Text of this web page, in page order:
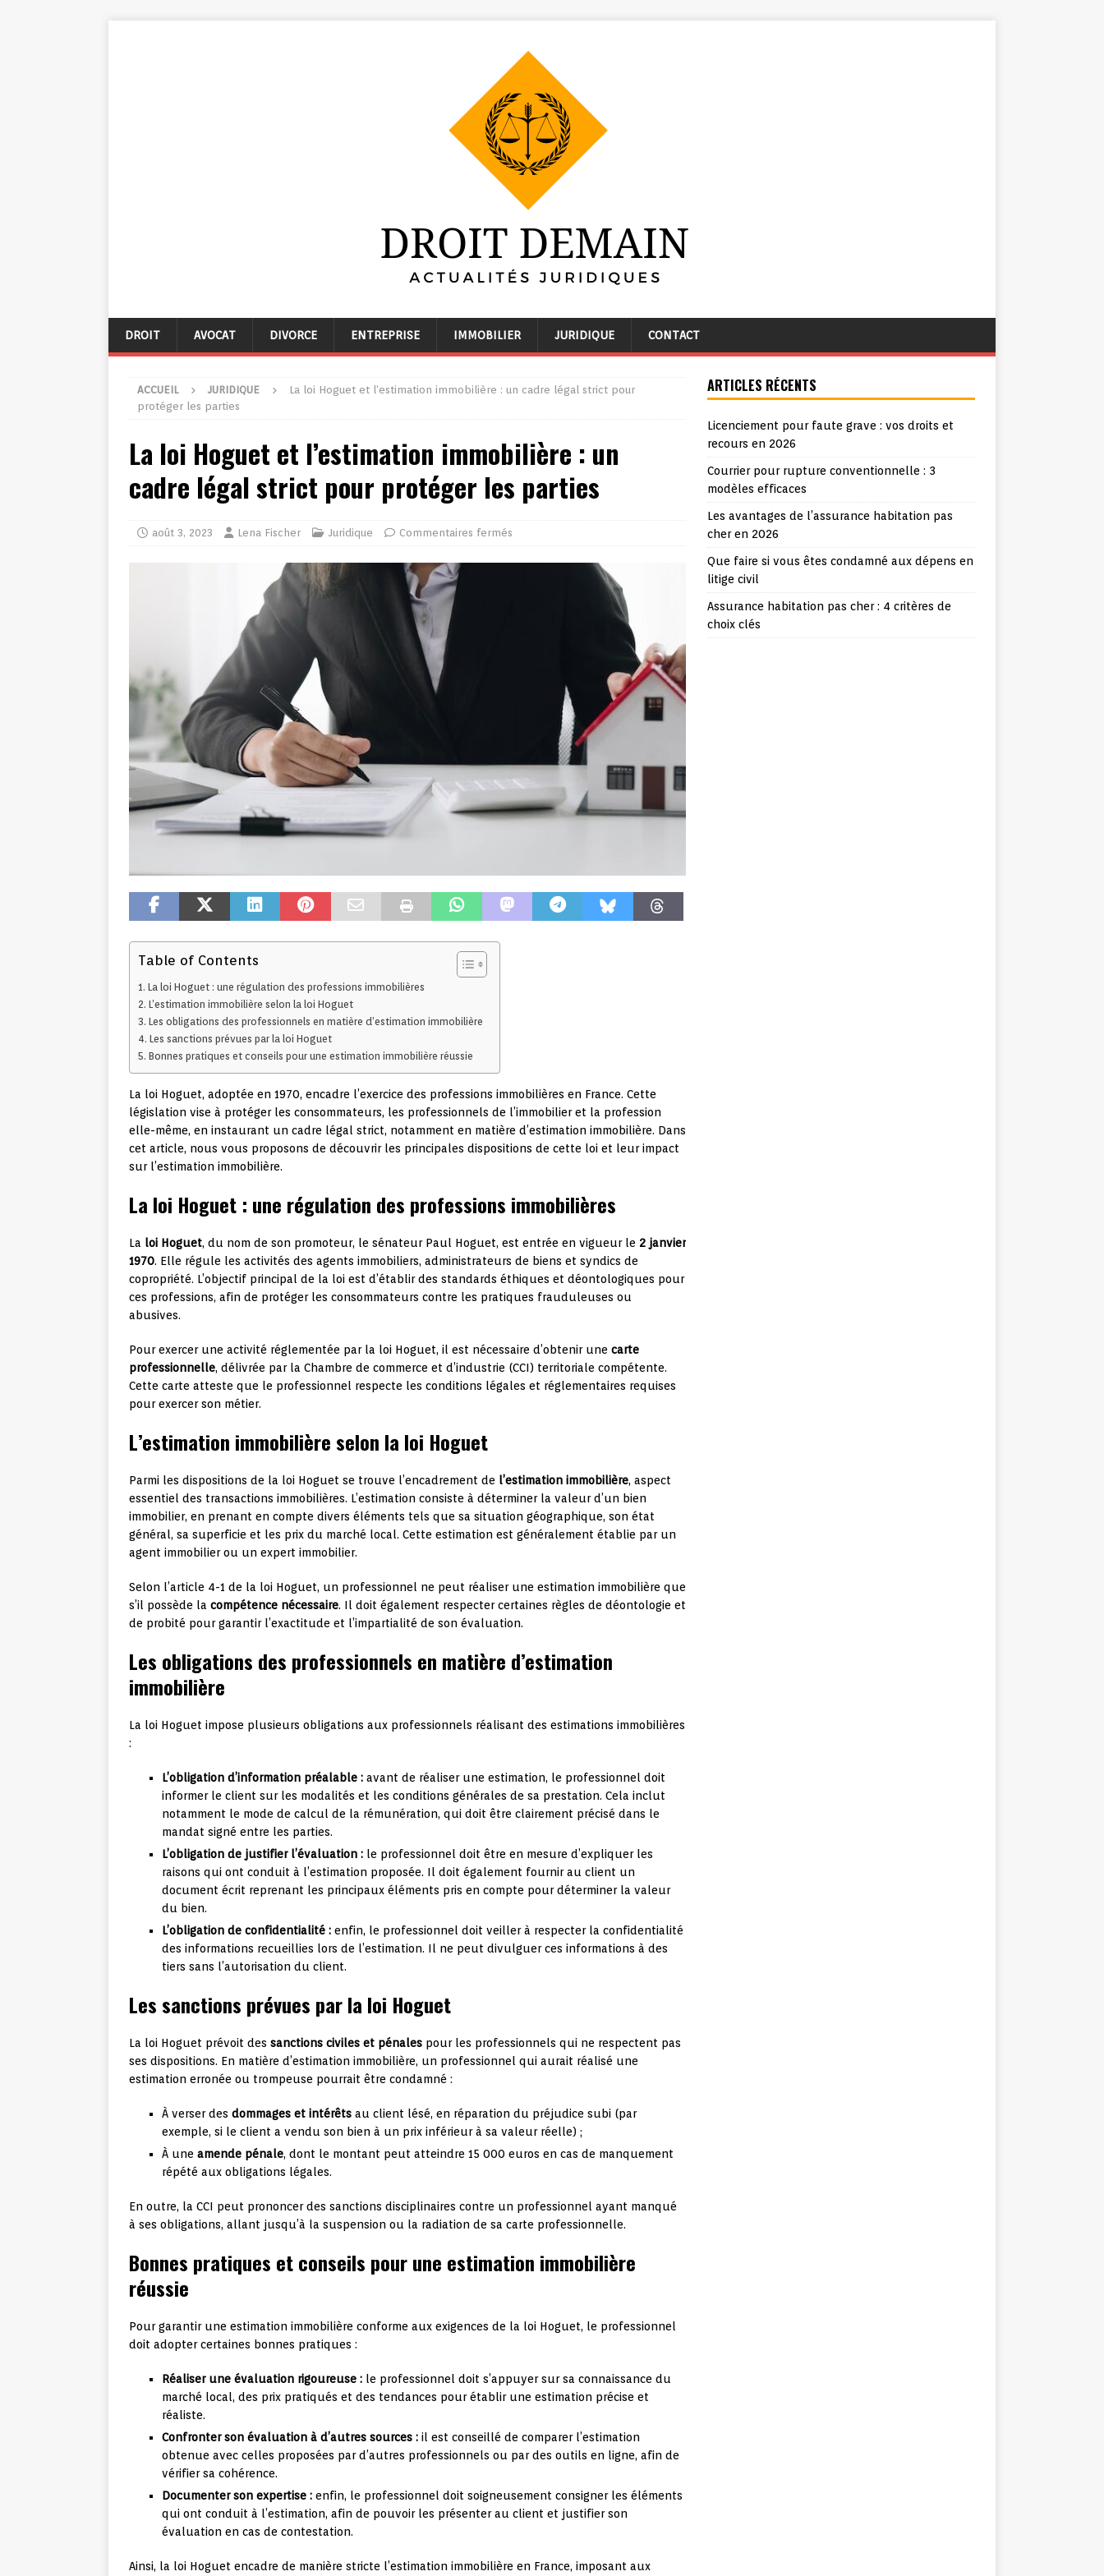
DROIT AVOCAT DIVORCE ENTREPRISE IMMOBILIER JURIDIQUE CONTACT
ACCUEIL JURIDIQUE
La loi Hoguet et l’estimation immobilière : un cadre légal strict pour
protéger les parties
La loi Hoguet et l’estimation immobilière : un
cadre légal strict pour protéger les parties
août 3, 2023 Lena Fischer Juridique Commentaires fermés
Table of Contents
La loi Hoguet : une régulation des professions immobilières
L’estimation immobilière selon la loi Hoguet
Les obligations des professionnels en matière d’estimation immobilière
Les sanctions prévues par la loi Hoguet
Bonnes pratiques et conseils pour une estimation immobilière réussie
La loi Hoguet, adoptée en 1970, encadre l’exercice des professions immobilières en France. Cette
législation vise à protéger les consommateurs, les professionnels de l’immobilier et la profession
elle-même, en instaurant un cadre légal strict, notamment en matière d’estimation immobilière. Dans
cet article, nous vous proposons de découvrir les principales dispositions de cette loi et leur impact
sur l’estimation immobilière.
La loi Hoguet : une régulation des professions immobilières
La loi Hoguet, du nom de son promoteur, le sénateur Paul Hoguet, est entrée en vigueur le 2 janvier
1970. Elle régule les activités des agents immobiliers, administrateurs de biens et syndics de
copropriété. L’objectif principal de la loi est d’établir des standards éthiques et déontologiques pour
ces professions, afin de protéger les consommateurs contre les pratiques frauduleuses ou
abusives.
Pour exercer une activité réglementée par la loi Hoguet, il est nécessaire d’obtenir une carte
professionnelle, délivrée par la Chambre de commerce et d’industrie (CCI) territoriale compétente.
Cette carte atteste que le professionnel respecte les conditions légales et réglementaires requises
pour exercer son métier.
L’estimation immobilière selon la loi Hoguet
Parmi les dispositions de la loi Hoguet se trouve l’encadrement de l’estimation immobilière, aspect
essentiel des transactions immobilières. L’estimation consiste à déterminer la valeur d’un bien
immobilier, en prenant en compte divers éléments tels que sa situation géographique, son état
général, sa superficie et les prix du marché local. Cette estimation est généralement établie par un
agent immobilier ou un expert immobilier.
Selon l’article 4-1 de la loi Hoguet, un professionnel ne peut réaliser une estimation immobilière que
s’il possède la compétence nécessaire. Il doit également respecter certaines règles de déontologie et
de probité pour garantir l’exactitude et l’impartialité de son évaluation.
Les obligations des professionnels en matière d’estimation
immobilière
La loi Hoguet impose plusieurs obligations aux professionnels réalisant des estimations immobilières
:
L’obligation d’information préalable : avant de réaliser une estimation, le professionnel doit
informer le client sur les modalités et les conditions générales de sa prestation. Cela inclut
notamment le mode de calcul de la rémunération, qui doit être clairement précisé dans le
mandat signé entre les parties.
L’obligation de justifier l’évaluation : le professionnel doit être en mesure d’expliquer les
raisons qui ont conduit à l’estimation proposée. Il doit également fournir au client un
document écrit reprenant les principaux éléments pris en compte pour déterminer la valeur
du bien.
L’obligation de confidentialité : enfin, le professionnel doit veiller à respecter la confidentialité
des informations recueillies lors de l’estimation. Il ne peut divulguer ces informations à des
tiers sans l’autorisation du client.
Les sanctions prévues par la loi Hoguet
La loi Hoguet prévoit des sanctions civiles et pénales pour les professionnels qui ne respectent pas
ses dispositions. En matière d’estimation immobilière, un professionnel qui aurait réalisé une
estimation erronée ou trompeuse pourrait être condamné :
À verser des dommages et intérêts au client lésé, en réparation du préjudice subi (par
exemple, si le client a vendu son bien à un prix inférieur à sa valeur réelle) ;
À une amende pénale, dont le montant peut atteindre 15 000 euros en cas de manquement
répété aux obligations légales.
En outre, la CCI peut prononcer des sanctions disciplinaires contre un professionnel ayant manqué
à ses obligations, allant jusqu’à la suspension ou la radiation de sa carte professionnelle.
Bonnes pratiques et conseils pour une estimation immobilière
réussie
Pour garantir une estimation immobilière conforme aux exigences de la loi Hoguet, le professionnel
doit adopter certaines bonnes pratiques :
Réaliser une évaluation rigoureuse : le professionnel doit s’appuyer sur sa connaissance du
marché local, des prix pratiqués et des tendances pour établir une estimation précise et
réaliste.
Confronter son évaluation à d’autres sources : il est conseillé de comparer l’estimation
obtenue avec celles proposées par d’autres professionnels ou par des outils en ligne, afin de
vérifier sa cohérence.
Documenter son expertise : enfin, le professionnel doit soigneusement consigner les éléments
qui ont conduit à l’estimation, afin de pouvoir les présenter au client et justifier son
évaluation en cas de contestation.
Ainsi, la loi Hoguet encadre de manière stricte l’estimation immobilière en France, imposant aux
ARTICLES RÉCENTS
Licenciement pour faute grave : vos droits et
recours en 2026
Courrier pour rupture conventionnelle : 3
modèles efficaces
Les avantages de l’assurance habitation pas
cher en 2026
Que faire si vous êtes condamné aux dépens en
litige civil
Assurance habitation pas cher : 4 critères de
choix clés